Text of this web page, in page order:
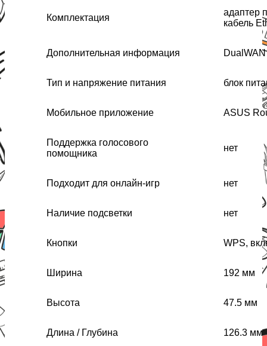
Комплектация
адаптер
кабель
Дополнительная информация DualWAN
Тип и напряжение питания блок
Мобильное приложение ASUS
Поддержка голосового
помощника
нет
Подходит для онлайн-игр нет
Наличие подсветки нет
Кнопки WPS,
Ширина 192 мм
Высота 47.5 мм
Длина / Глубина 126.3 мм